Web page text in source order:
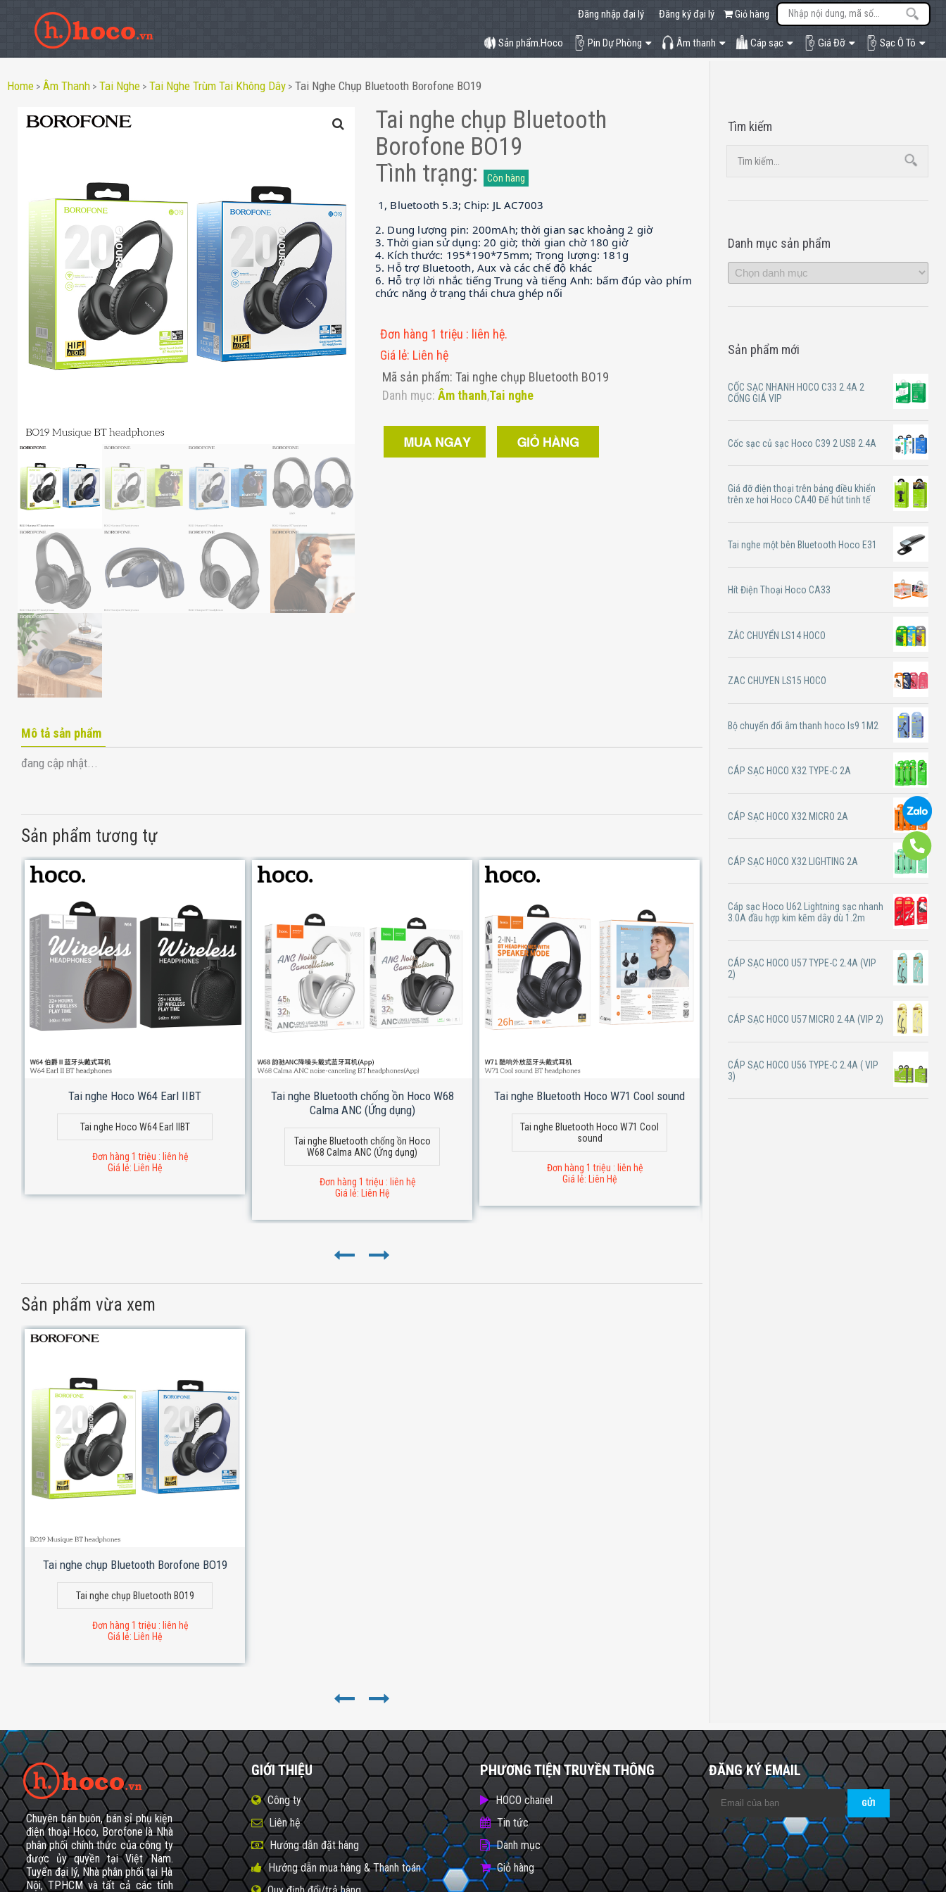
Đăng nhập đại lý Đăng ký đại lý Giỏ hàng
Sản phẩm.Hoco Pin Dự Phòng Âm thanh Cáp sạc Giá Đỡ Sạc Ô Tô
Home >Âm Thanh >Tai Nghe >Tai Nghe Trùm Tai Không Dây > Tai Nghe Chụp Bluetooth Borofone BO19
Tai nghe chụp Bluetooth
Borofone BO19
Tình trạng: Còn hàng
1, Bluetooth 5.3; Chip: JL AC7003
2. Dung lượng pin: 200mAh; thời gian sạc khoảng 2 giờ
3. Thời gian sử dụng: 20 giờ; thời gian chờ 180 giờ
4. Kích thước: 195*190*75mm; Trọng lượng: 181g
5. Hỗ trợ Bluetooth, Aux và các chế độ khác
6. Hỗ trợ lời nhắc tiếng Trung và tiếng Anh: bấm đúp vào phím
chức năng ở trạng thái chưa ghép nối
Đơn hàng 1 triệu : liên hệ.
Giá lẻ: Liên hệ
Mã sản phẩm: Tai nghe chụp Bluetooth BO19
Danh mục: Âm thanh,Tai nghe
Mô tả sản phẩm
đang cập nhật...
Sản phẩm tương tự
Tai nghe Hoco W64 Earl IIBT
Tai nghe Hoco W64 Earl IIBT
Đơn hàng 1 triệu : liên hệ
Giá lẻ: Liên Hệ
Tai nghe Bluetooth chống ồn Hoco W68
Calma ANC (Ứng dụng)
Tai nghe Bluetooth chống ồn Hoco
W68 Calma ANC (Ứng dụng)
Đơn hàng 1 triệu : liên hệ
Giá lẻ: Liên Hệ
Tai nghe Bluetooth Hoco W71 Cool sound
Tai nghe Bluetooth Hoco W71 Cool
sound
Đơn hàng 1 triệu : liên hệ
Giá lẻ: Liên Hệ
Sản phẩm vừa xem
Tai nghe chụp Bluetooth Borofone BO19
Tai nghe chụp Bluetooth BO19
Đơn hàng 1 triệu : liên hệ
Giá lẻ: Liên Hệ
Tìm kiếm
Danh mục sản phẩm
Sản phẩm mới
CỐC SẠC NHANH HOCO C33 2.4A 2
CỔNG GIÁ VIP
Cốc sạc củ sạc Hoco C39 2 USB 2.4A
Giá đỡ điện thoại trên bảng điều khiển
trên xe hơi Hoco CA40 Đế hút tinh tế
Tai nghe một bên Bluetooth Hoco E31
Hít Điện Thoại Hoco CA33
ZẮC CHUYỂN LS14 HOCO
ZAC CHUYEN LS15 HOCO
Bộ chuyển đổi âm thanh hoco ls9 1M2
CÁP SẠC HOCO X32 TYPE-C 2A
CÁP SẠC HOCO X32 MICRO 2A
CÁP SẠC HOCO X32 LIGHTING 2A
Cáp sạc Hoco U62 Lightning sạc nhanh
3.0A đầu hợp kim kẽm dây dù 1.2m
CÁP SẠC HOCO U57 TYPE-C 2.4A (VIP
2)
CÁP SẠC HOCO U57 MICRO 2.4A (VIP 2)
CÁP SẠC HOCO U56 TYPE-C 2.4A ( VIP
3)
Chuyên bán buôn, bán sỉ phụ kiện
điện thoại Hoco, Borofone là Nhà
phân phối chính thức của công ty
được ủy quyền tại Việt Nam.
Tuyển đại lý, Nhà phân phối tại Hà
Nội, TPHCM và tất cả các tỉnh
GIỚI THIỆU
Công ty
Liên hệ
Hướng dẫn đặt hàng
Hướng dẫn mua hàng & Thanh toán
PHƯƠNG TIỆN TRUYỀN THÔNG
HOCO chanel
Tin tức
Danh mục
Giỏ hàng
ĐĂNG KÝ EMAIL